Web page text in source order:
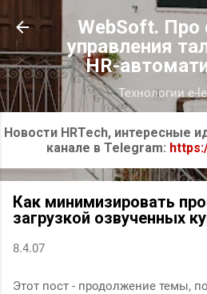
К основному
WebSoft. Про
управления
HR-
Технологии e-
Новости HRTech, интересные
канале в Telegram:
Как минимизировать
загрузкой озвученных
8.4.07
Этот пост - продолжение темы,